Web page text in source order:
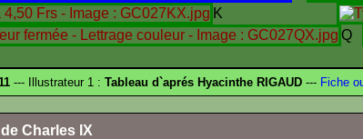
K
Q
--- Illustrateur 1 : Tableau d`aprés Hyacinthe RIGAUD --- Fiche
Charles IX